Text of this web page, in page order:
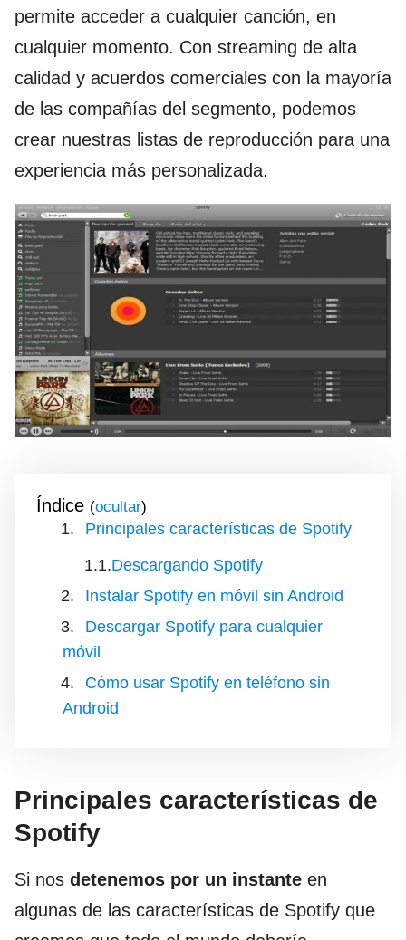
permite acceder a cualquier canción, en
cualquier momento. Con streaming de alta
calidad y acuerdos comerciales con la mayoría
de las compañías del segmento, podemos
crear nuestras listas de reproducción para una
experiencia más personalizada.
Índice ( )
Principales características de Spotify
Descargando Spotify
Instalar Spotify en móvil sin Android
Descargar Spotify para cualquier
móvil
Cómo usar Spotify en teléfono sin
Android
Principales características de
Spotify
Si nos detenemos por un instante en
algunas de las características de Spotify que